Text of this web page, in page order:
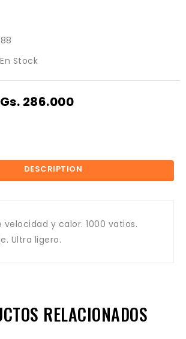
88
En Stock
Gs. 286.000
DESCRIPTION
velocidad y calor. 1000 vatios.
Ultra ligero.
RELACIONADOS